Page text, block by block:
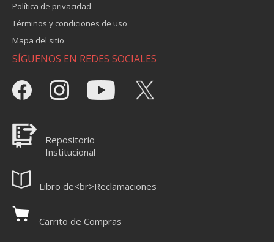
Política de privacidad
Términos y condiciones de uso
Mapa del sitio
SÍGUENOS EN REDES SOCIALES
Repositorio
Institucional
Libro de<br>Reclamaciones
Carrito de Compras